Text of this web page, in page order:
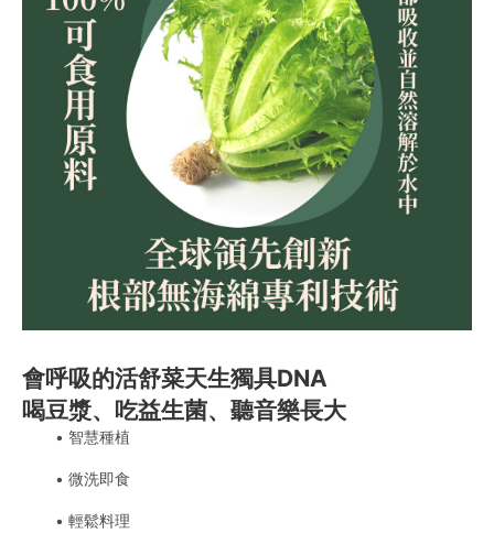
會呼吸的活舒菜天生獨具DNA
喝豆漿、吃益生菌、聽音樂長大
智慧種植
微洗即食
輕鬆料理